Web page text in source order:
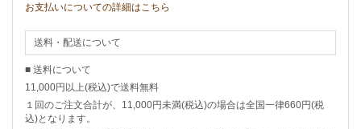
お支払いについての詳細はこちら
送料・配送について
■ 送料について
11,000円以上(税込)で送料無料
１回のご注文合計が、11,000円未満(税込)の場合は全国一律660円(税
込)となります。